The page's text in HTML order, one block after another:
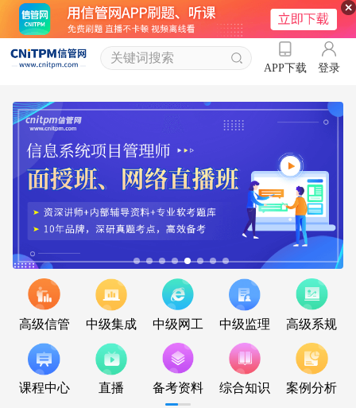
APP下载 登录
高级信管 中级集成 中级网工 中级监理 高级系规
课程中心 直播 备考资料 综合知识 案例分析